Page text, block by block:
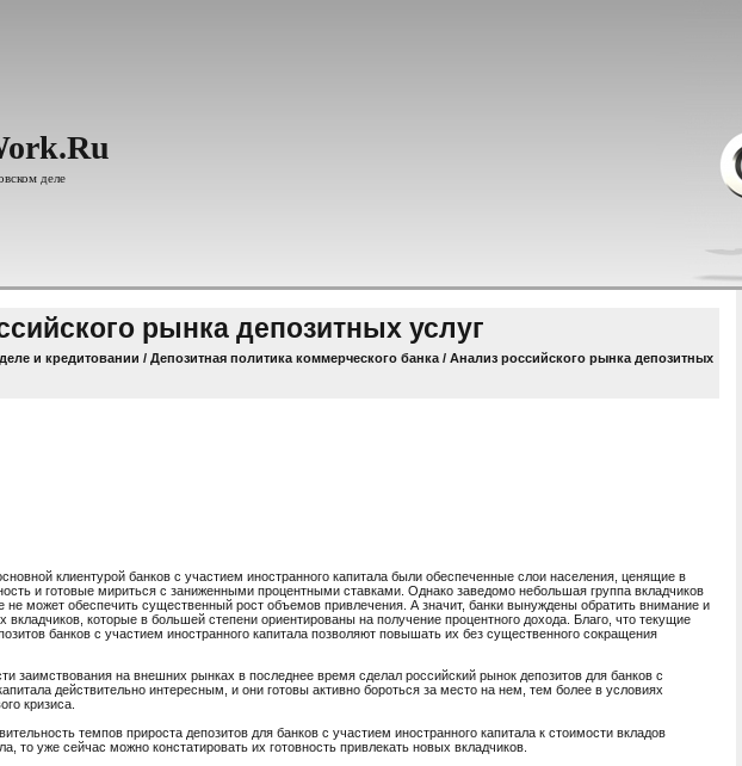
деле
рынка депозитных услуг
и кредитовании / Депозитная политика коммерческого банка / Анализ российского рынка депозитных
клиентурой банков с участием иностранного капитала были обеспеченные слои населения, ценящие в
и готовые мириться с заниженными процентными ставками. Однако заведомо небольшая группа вкладчиков
не может обеспечить существенный рост объемов привлечения. А значит, банки вынуждены обратить внимание и
вкладчиков, которые в большей степени ориентированы на получение процентного дохода. Благо, что текущие
банков с участием иностранного капитала позволяют повышать их без существенного сокращения
заимствования на внешних рынках в последнее время сделал российский рынок депозитов для банков с
действительно интересным, и они готовы активно бороться за место на нем, тем более в условиях
кризиса.
темпов прироста депозитов для банков с участием иностранного капитала к стоимости вкладов
то уже сейчас можно констатировать их готовность привлекать новых вкладчиков.